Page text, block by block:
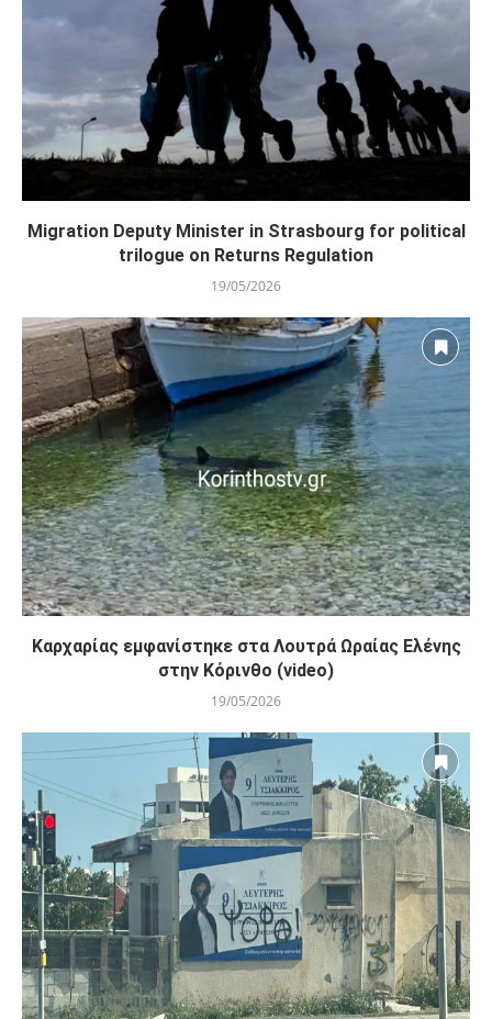
Migration Deputy Minister in Strasbourg for political
trilogue on Returns Regulation
19/05/2026
Καρχαρίας εμφανίστηκε στα Λουτρά Ωραίας Ελένης
στην Κόρινθο (video)
19/05/2026